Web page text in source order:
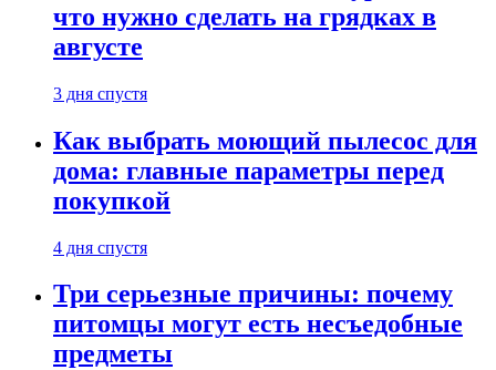
что нужно сделать на грядках в
августе
3 дня спустя
Как выбрать моющий пылесос для
дома: главные параметры перед
покупкой
4 дня спустя
Три серьезные причины: почему
питомцы могут есть несъедобные
предметы